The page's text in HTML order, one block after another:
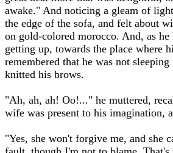
awake." And noticing a gleam of
the edge of the sofa, and felt about
on gold-colored morocco. And, as
getting up, towards the place where
remembered that he was not
knitted his brows.
"Ah, ah, ah! Oo!..." he muttered,
wife was present to his imagination,
"Yes, she won't forgive me, and